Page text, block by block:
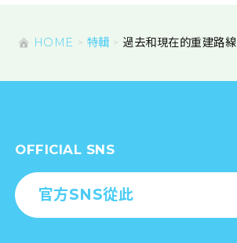
HOME 特輯 過去和現在的重建路線
OFFICIAL SNS
官方SNS從此